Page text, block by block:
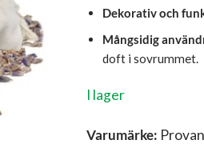
Dekorativ och
Mångsidig
doft i sovrummet.
I lager
Varumärke: